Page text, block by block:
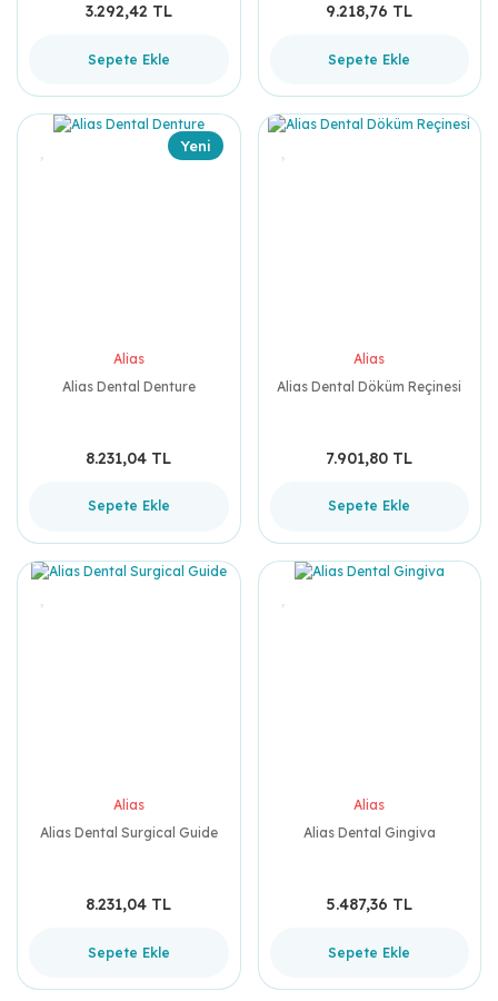
3.292,42 TL
Sepete Ekle
9.218,76 TL
Sepete Ekle
Yeni
Alias
Alias Dental Denture
8.231,04 TL
Sepete Ekle
Alias
Alias Dental Döküm Reçinesi
7.901,80 TL
Sepete Ekle
Alias
Alias Dental Surgical Guide
8.231,04 TL
Sepete Ekle
Alias
Alias Dental Gingiva
5.487,36 TL
Sepete Ekle